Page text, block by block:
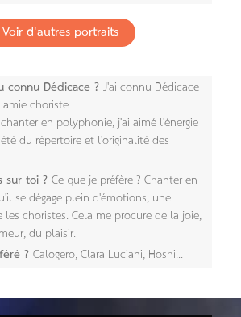
Voir d'autres portraits
connu Dédicace ?J'ai connu Dédicace
choriste.
en polyphonie, j'ai aimé l'énergie
du répertoire et l'originalité des
sur toi ?Ce que je préfère ? Chanter en
se dégage plein d'émotions, une
choristes. Cela me procure de la joie,
du plaisir.
?Calogero, Clara Luciani, Hoshi...